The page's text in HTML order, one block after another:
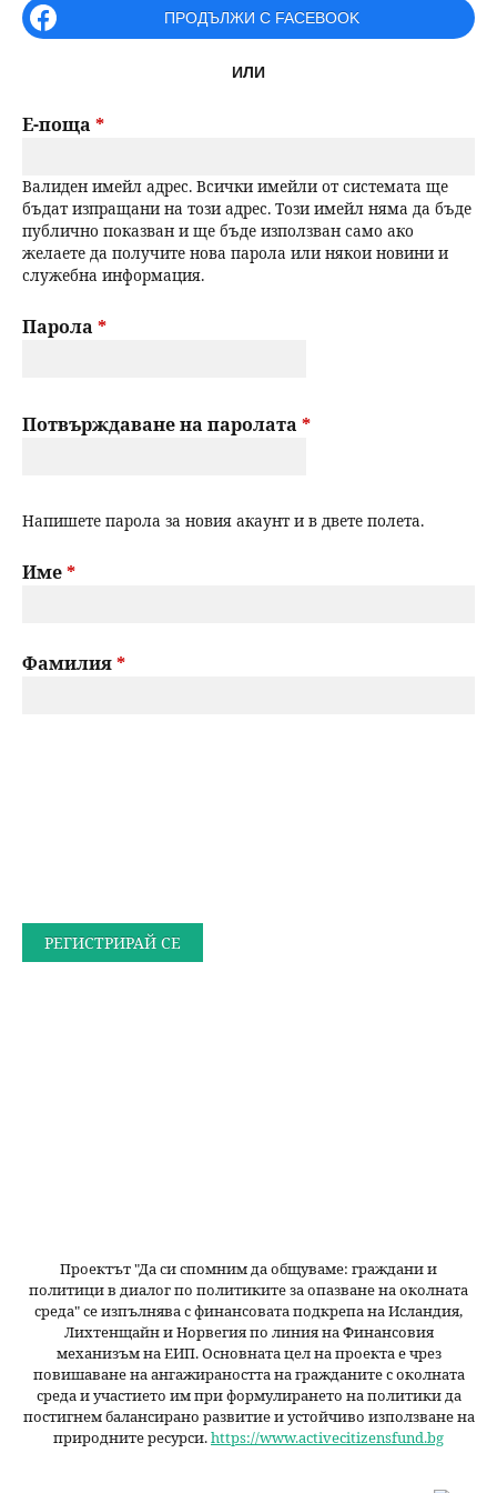
н
р
н
е
i
a
y
t
a
b
ПРОДЪЛЖИ С FACEBOOK
ИЛИ
Е-поща *
Валиден имейл адрес. Всички имейли от системата ще
бъдат изпращани на този адрес. Този имейл няма да бъде
публично показван и ще бъде използван само ако
желаете да получите нова парола или някои новини и
служебна информация.
Парола *
Потвърждаване на паролата *
Напишете парола за новия акаунт и в двете полета.
Име*
Фамилия*
Проектът "Да си спомним даобщуваме: граждани и
политици в диалог по политиките за опазване на околната
среда" се изпълнява с финансовата подкрепа на Исландия,
Лихтенщайн и Норвегия по линия на Финансовия
механизъм на ЕИП. Основната цел на проекта е чрез
повишаване на ангажираността на гражданите с околната
среда и участието им при формулирането на политики да
постигнем балансирано развитие и устойчиво използване на
природните ресурси.https://www.activecitizensfund.bg